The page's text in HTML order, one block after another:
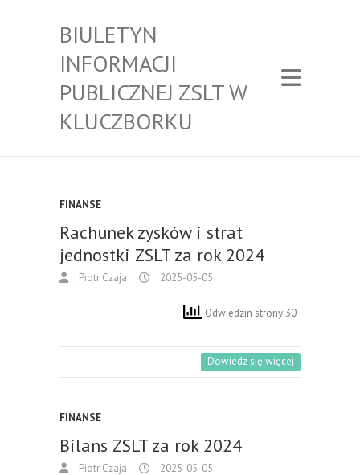
BIULETYN
INFORMACJI
PUBLICZNEJ ZSLT W
KLUCZBORKU
FINANSE
Rachunek zysków i strat
jednostki ZSLT za rok 2024
Piotr Czaja 2025-05-05
Odwiedzin strony 30
Dowiedz się więcej
FINANSE
Bilans ZSLT za rok 2024
Piotr Czaja 2025-05-05